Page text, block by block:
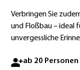
Verbringen Sie
und Floßbau – ideal
unvergessliche
ab 20 Personen